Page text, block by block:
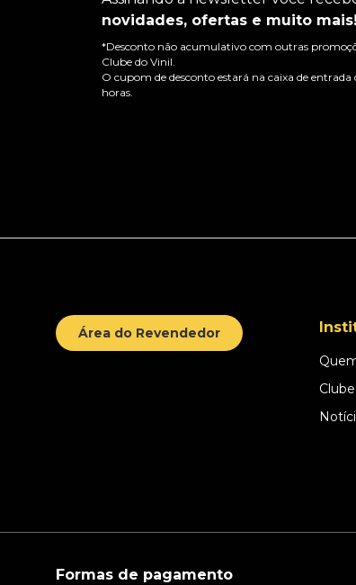
novidades, ofertas e muito mais!
*Desconto não acumulativo com outras
Clube do Vinil.
O cupom de desconto estará na caixa de
horas.
Área do Revendedor
Formas de pagamento